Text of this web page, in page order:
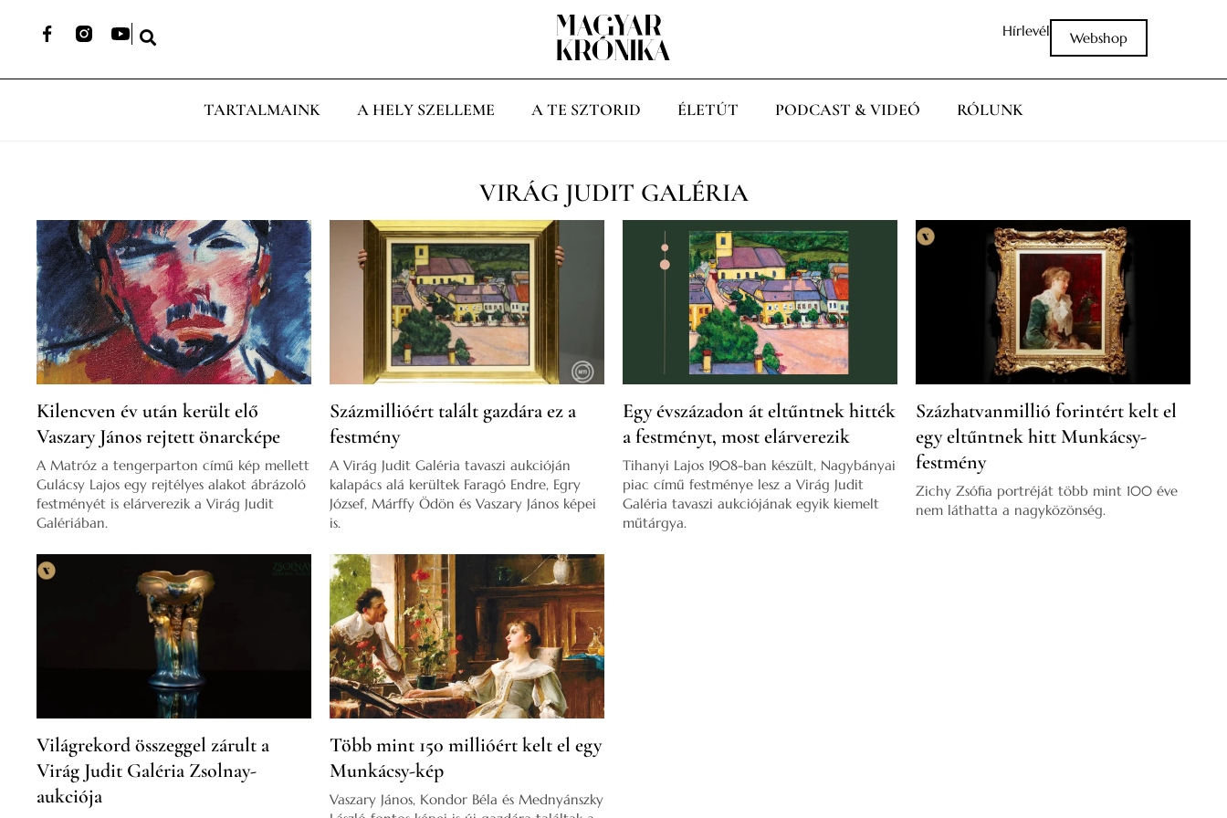
Hírlevél Webshop
TARTALMAINK A HELY SZELLEME A TE SZTORID ÉLETÚT PODCAST & VIDEÓ RÓLUNK
VIRÁG JUDIT GALÉRIA
Kilencven év után került elő
Vaszary János rejtett önarcképe
A Matróz a tengerparton című kép mellett
Gulácsy Lajos egy rejtélyes alakot ábrázoló
festményét is elárverezik a Virág Judit
Galériában.
Százmillióért talált gazdára ez a
festmény
A Virág Judit Galéria tavaszi aukcióján
kalapács alá kerültek Faragó Endre, Egry
József, Márffy Ödön és Vaszary János képei
is.
Egy évszázadon át eltűntnek hitték
a festményt, most elárverezik
Tihanyi Lajos 1908-ban készült, Nagybányai
piac című festménye lesz a Virág Judit
Galéria tavaszi aukciójának egyik kiemelt
műtárgya.
Százhatvanmillió forintért kelt el
egy eltűntnek hitt Munkácsy-
festmény
Zichy Zsófia portréját több mint 100 éve
nem láthatta a nagyközönség.
Világrekord összeggel zárult a
Virág Judit Galéria Zsolnay-
aukciója
Több mint 150 millióért kelt el egy
Munkácsy-kép
Vaszary János, Kondor Béla és Mednyánszky